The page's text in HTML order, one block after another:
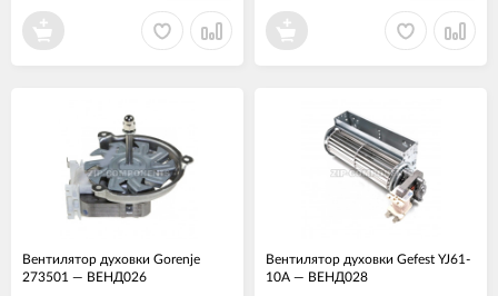
Вентилятор духовки Gorenje
273501 — ВЕНД026
Вентилятор духовки Gefest YJ61-
10A — ВЕНД028